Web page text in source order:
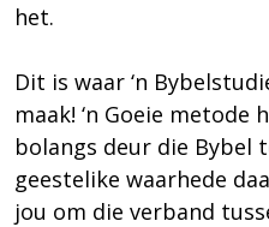
het.
Dit is waar ‘n
maak! ‘n Goeie metode
bolangs deur die Bybel
geestelike waarhede
jou om die verband